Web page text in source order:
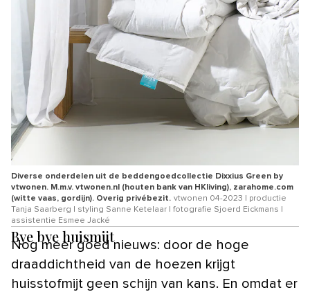
Diverse onderdelen uit de beddengoedcollectie Dixxius Green by
vtwonen. M.m.v. vtwonen.nl (houten bank van HKliving), zarahome.com
(witte vaas, gordijn). Overig privébezit. vtwonen 04-2023 | productie
Tanja Saarberg | styling Sanne Ketelaar | fotografie Sjoerd Eickmans |
assistentie Esmee Jacké
Bye bye huismijt
Nog meer goed nieuws: door de hoge
draaddichtheid van de hoezen krijgt
huisstofmijt geen schijn van kans. En omdat er